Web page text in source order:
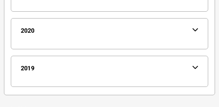
2020
2019